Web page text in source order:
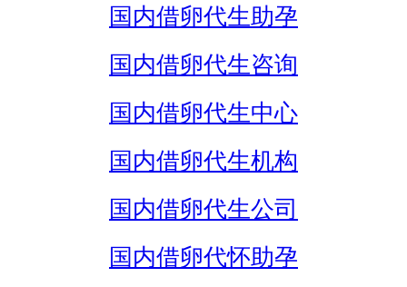
国内借卵代生助孕
国内借卵代生咨询
国内借卵代生中心
国内借卵代生机构
国内借卵代生公司
国内借卵代怀助孕